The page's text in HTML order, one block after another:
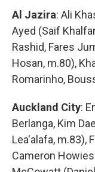
Al Jazira: Ali
Ayed (Saif
Rashid, Fares
Hosan, m.80),
Romarinho,
Auckland City:
Berlanga, Kim
Lea'alafa, m.83),
Cameron